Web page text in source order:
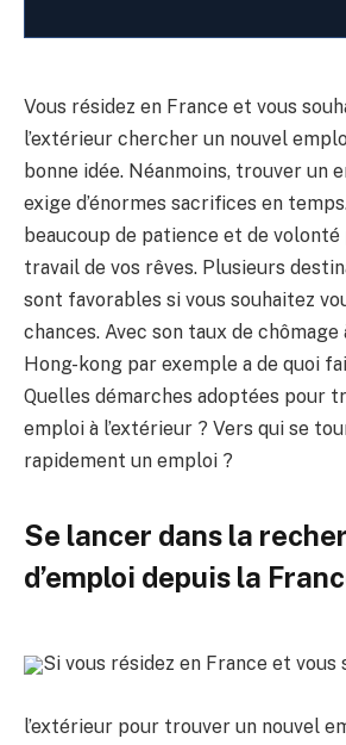
Vous résidez en France et vous
l’extérieur chercher un nouvel
bonne idée. Néanmoins, trouver un
exige d’énormes sacrifices en
beaucoup de patience et de
travail de vos rêves. Plusieurs
sont favorables si vous souhaitez
chances. Avec son taux de chômage
Hong-kong par exemple a de quoi
Quelles démarches adoptées pour
emploi à l’extérieur ? Vers qui se
rapidement un emploi ?
Se lancer dans la
d’emploi depuis la
Si vous résidez en France et
l’extérieur pour trouver un nouvel